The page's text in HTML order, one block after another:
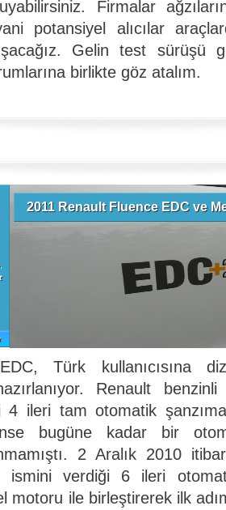
Firmalar
potansiyel alıcılar
Gelin test sürüşü
birlikte göz atalım.
,
2011 Renault Fluence EDC ve
Türk kullanıcısına
Renault
4 ileri tam otomatik
bugüne kadar bir
2 Aralık 2010
ismini verdiği 6 ileri
motoru ile birleştirerek ilk